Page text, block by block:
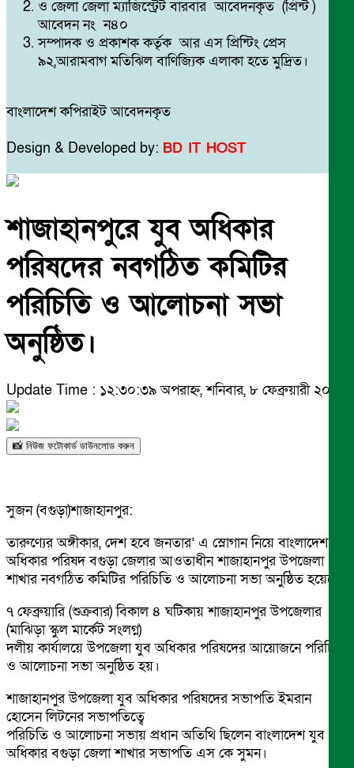
ও জেলা জেলা ম্যাজিস্ট্রেট বারবার আবেদনকৃত (প্রিন্ট )
আবেদন নং ন৪০
সম্পাদক ও প্রকাশক কর্তৃক আর এস প্রিন্টিং প্রেস
৯২,আরামবাগ মতিঝিল বাণিজ্যিক এলাকা হতে মুদ্রিত।
বাংলাদেশ কপিরাইট আবেদনকৃত
Design & Developed by: BD IT HOST
শাজাহানপুরে যুব অধিকার
পরিষদের নবগঠিত কমিটির
পরিচিতি ও আলোচনা সভা
অনুষ্ঠিত।
Update Time : ১২:৩০:৩৯ অপরাহ্ন, শনিবার, ৮ ফেব্রুয়ারী ২০২৫
📸 নিউজ ফটোকার্ড ডাউনলোড করুন
সুজন (বগুড়া)শাজাহানপুর:
তারুণ্যের অঙ্গীকার, দেশ হবে জনতার’ এ স্লোগান নিয়ে বাংলাদেশ যুব
অধিকার পরিষদ বগুড়া জেলার আওতাধীন শাজাহানপুর উপজেলা
শাখার নবগঠিত কমিটির পরিচিতি ও আলোচনা সভা অনুষ্ঠিত হয়েছে।
৭ ফেব্রুয়ারি (শুক্রবার) বিকাল ৪ ঘটিকায় শাজাহানপুর উপজেলার
(মাঝিড়া স্কুল মার্কেট সংলগ্ন)
দলীয় কার্যালয়ে উপজেলা যুব অধিকার পরিষদের আয়োজনে পরিচিতি
ও আলোচনা সভা অনুষ্ঠিত হয়।
শাজাহানপুর উপজেলা যুব অধিকার পরিষদের সভাপতি ইমরান
হোসেন লিটনের সভাপতিত্বে
পরিচিতি ও আলোচনা সভায় প্রধান অতিথি ছিলেন বাংলাদেশ যুব
অধিকার বগুড়া জেলা শাখার সভাপতি এস কে সুমন।